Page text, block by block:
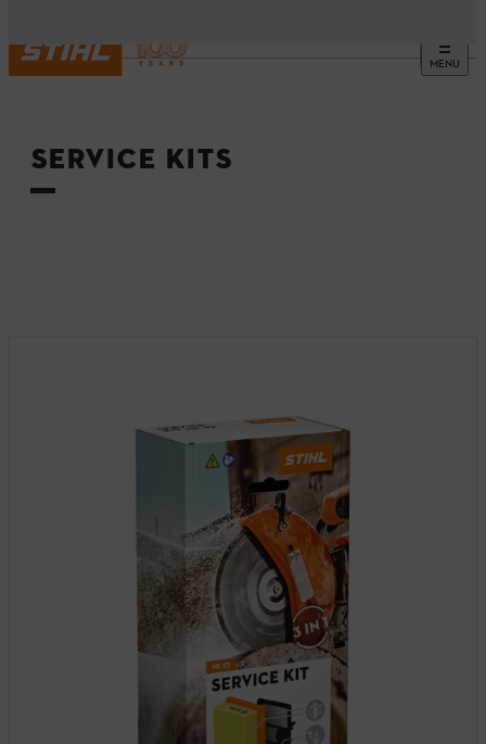
MENU
Etusivu
SERVICE KITS